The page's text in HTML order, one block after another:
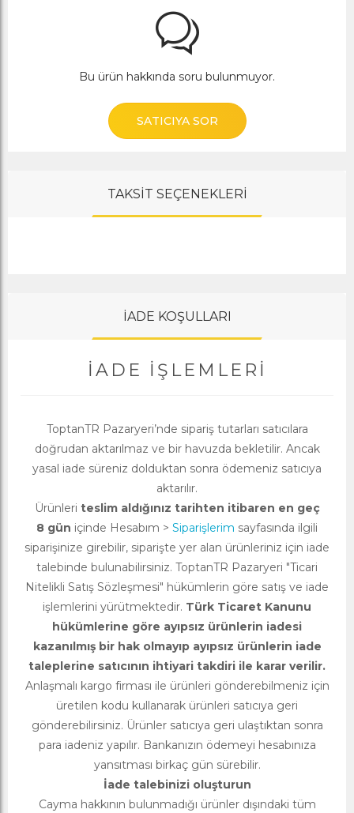
Bu ürün hakkında soru bulunmuyor.
SATICIYA SOR
TAKSİT SEÇENEKLERİ
İADE KOŞULLARI
İADE İŞLEMLERI
ToptanTR Pazaryeri’nde sipariş tutarları satıcılara
doğrudan aktarılmaz ve bir havuzda bekletilir. Ancak
yasal iade süreniz dolduktan sonra ödemeniz satıcıya
aktarılır.
Ürünleri teslim aldığınız tarihten itibaren en geç
8 gün içinde Hesabım > Siparişlerim sayfasında ilgili
siparişinize girebilir, siparişte yer alan ürünleriniz için iade
talebinde bulunabilirsiniz. ToptanTR Pazaryeri "Ticari
Nitelikli Satış Sözleşmesi" hükümlerin göre satış ve iade
işlemlerini yürütmektedir. Türk Ticaret Kanunu
hükümlerine göre ayıpsız ürünlerin iadesi
kazanılmış bir hak olmayıp ayıpsız ürünlerin iade
taleplerine satıcının ihtiyari takdiri ile karar verilir.
Anlaşmalı kargo firması ile ürünleri gönderebilmeniz için
üretilen kodu kullanarak ürünleri satıcıya geri
gönderebilirsiniz. Ürünler satıcıya geri ulaştıktan sonra
para iadeniz yapılır. Bankanızın ödemeyi hesabınıza
yansıtması birkaç gün sürebilir.
İade talebinizi oluşturun
Cayma hakkının bulunmadığı ürünler dışındaki tüm